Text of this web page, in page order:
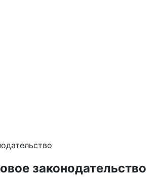
законодательство